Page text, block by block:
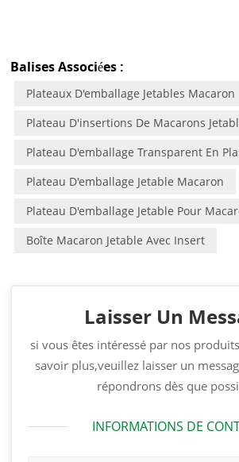
Balises Associées :
Plateaux D'emballage Jetables Macaron
Plateau D'insertions De Macarons
Plateau D'emballage Transparent En
Plateau D'emballage Jetable Macaron
Plateau D'emballage Jetable Pour
Boîte Macaron Jetable Avec Insert
Laisser Un
si vous êtes intéressé par nos
savoir plus,veuillez laisser un
répondrons dès que
INFORMATIONS DE